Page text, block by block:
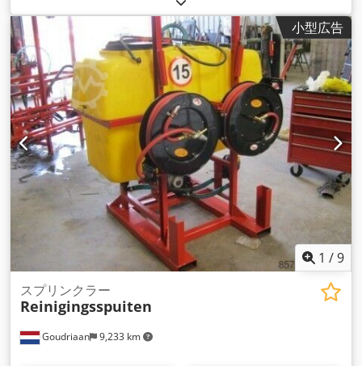
小型広告
1 /9
Goudriaan 9,233 km
スプリンクラー
Reinigingsspuiten